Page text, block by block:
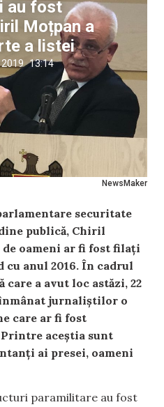
NewsMaker
au fost
Moțpan a
a listei
13:14
securitate
publică, Chiril
de oameni ar fi fost filați
anul 2016. În cadrul
a avut loc astăzi, 22
jurnaliștilor o
care ar fi fost
aceștia sunt
ai presei, oameni
paramilitare au fost